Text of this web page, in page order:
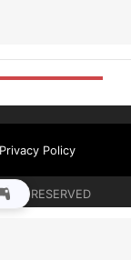
Privacy Policy
RESERVED